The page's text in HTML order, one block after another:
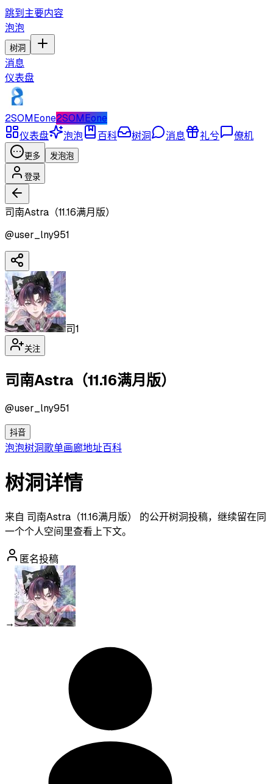
跳到主要内容
泡泡
树洞
消息
仪表盘
2SOMEone2SOMEone
仪表盘
泡泡 百科 树洞 消息 礼兮 僚机
更多 发泡泡
登录
司南Astra（11.16满月版）
@user_lny951
司1
关注
司南Astra（11.16满月版）
@user_lny951
抖音
泡泡树洞歌单画廊地址百科
树洞详情
来自 司南Astra（11.16满月版） 的公开树洞投稿，继续留在同
一个个人空间里查看上下文。
匿名投稿
→